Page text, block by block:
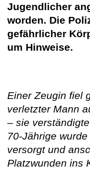
Jugendlicher
worden. Die
gefährlicher
um Hinweise.
Einer Zeugin fiel
verletzter Mann
– sie
70-Jährige
versorgt und
Platzwunden ins